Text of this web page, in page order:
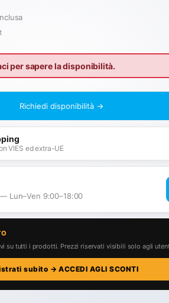
per sapere la disponibilità.
Richiedi disponibilità →
VIES ed extra-UE
Lun–Ven 9:00–18:00
su tutti i prodotti. Prezzi riservati visibili solo agli
subito → ACCEDI AGLI SCONTI